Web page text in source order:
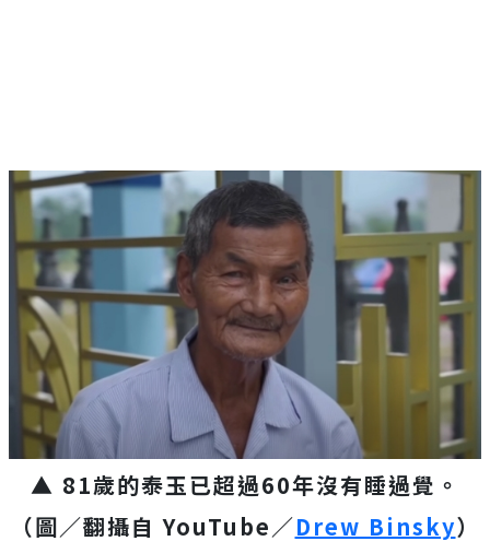
▲ 81歲的泰玉已超過60年沒有睡過覺。
（圖／翻攝自 YouTube／Drew Binsky）